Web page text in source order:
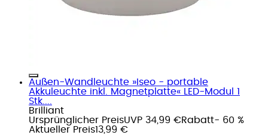
Außen-Wandleuchte »Iseo - portable
Akkuleuchte inkl. Magnetplatte« LED-Modul 1
Stk....
Brilliant
Ursprünglicher PreisUVP 34,99 €Rabatt- 60 %
Aktueller Preis13,99 €